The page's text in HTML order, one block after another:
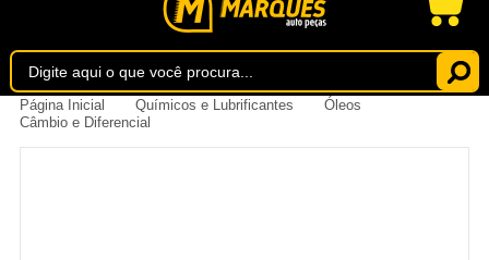
Página Inicial Químicos e Lubrificantes
Óleos
Câmbio e Diferencial